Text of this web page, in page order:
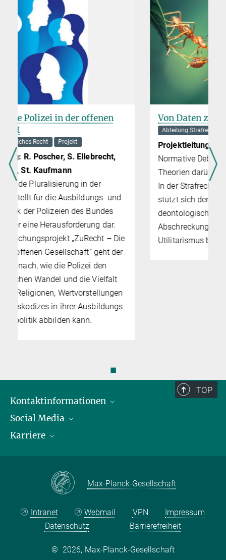
Von Daten zur Theorie in der Ethik
Projektleitung: Valerij Zisman
Normative Debatten stützen sich oft auf
Theorien darüber, was richtig und falsch ist.
In der Strafrechtstheorie bei­spiels­wei­se
stützt sich der Retributivismus häu­fig auf
deontologische Theorien, während die
Abschre­ckungs­theo­rie auf dem
Utilitarismus beruht.
◼
TOP
Kontaktinformationen
Öffnungszeiten & Anfahrt
Ansprechpersonen
Social Media
LinkedIn
Karriere
Max Planck Law
Max-Planck-Gesellschaft
Intranet Webmail VPN
Impressum
Datenschutz
Barrierefreiheit
© 2026, Max-Planck-Gesellschaft